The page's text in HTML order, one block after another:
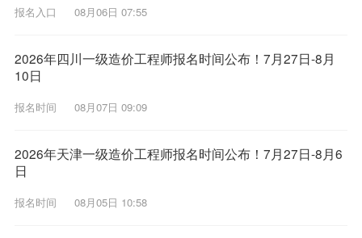
报名入口 08月06日 07:55
2026年四川一级造价工程师报名时间公布！7月27日-8月
10日
报名时间 08月07日 09:09
2026年天津一级造价工程师报名时间公布！7月27日-8月6
日
报名时间 08月05日 10:58